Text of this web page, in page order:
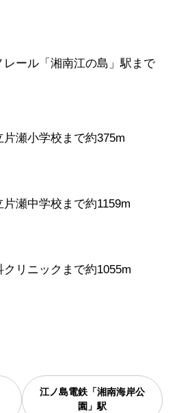
レール「湘南江の島」駅まで
片瀬小学校まで約375m
片瀬中学校まで約1159m
クリニックまで約1055m
江ノ島電鉄「湘南海岸公
園」駅